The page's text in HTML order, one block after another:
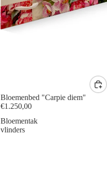
Bloemenbed "Carpie diem"
€1.250,00
Bloementak
vlinders